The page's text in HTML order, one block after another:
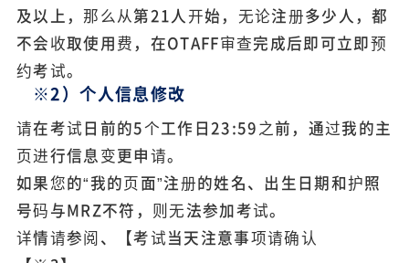
及以上，那么从第21人开始，无论注册多少人，都
不会收取使用费，在OTAFF审查完成后即可立即预
约考试。
※2）个人信息修改
请在考试日前的5个工作日23:59之前，通过我的主
页进行信息变更申请。
如果您的“我的页面”注册的姓名、出生日期和护照
号码与MRZ不符，则无法参加考试。
详情请参阅、【考试当天注意事项请确认